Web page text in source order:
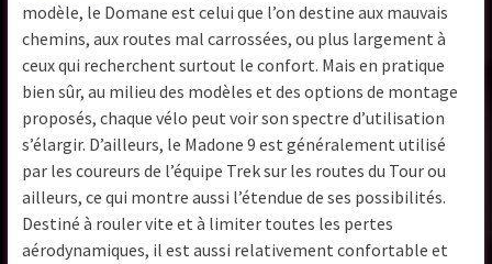
modèle, le Domane est celui que l’on destine aux mauvais
chemins, aux routes mal carrossées, ou plus largement à
ceux qui recherchent surtout le confort. Mais en pratique
bien sûr, au milieu des modèles et des options de montage
proposés, chaque vélo peut voir son spectre d’utilisation
s’élargir. D’ailleurs, le Madone 9 est généralement utilisé
par les coureurs de l’équipe Trek sur les routes du Tour ou
ailleurs, ce qui montre aussi l’étendue de ses possibilités.
Destiné à rouler vite et à limiter toutes les pertes
aérodynamiques, il est aussi relativement confortable et